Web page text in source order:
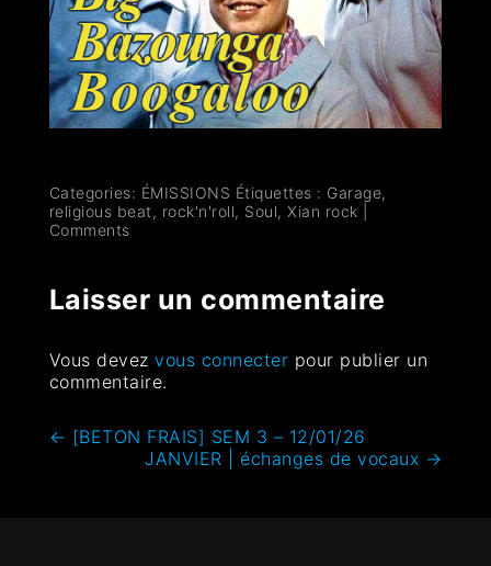
Categories: ÉMISSIONS Étiquettes : Garage,
religious beat , rock'n'roll, Soul,Xian rock
Comments
Laisser un commentaire
Vous devezvous connecter pour publier un
commentaire.
← [BETON FRAIS] SEM 3 – 12/01/26
JANVIER | échanges de vocaux →